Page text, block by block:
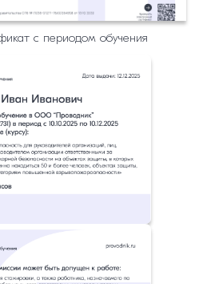
с периодом обучения